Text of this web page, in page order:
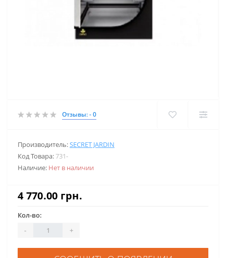
Отзывы: - 0
Производитель:SECRET JARDIN
Код Товара:731-
Наличие: Нет в наличии
4 770.00 грн.
Кол-во:
-
+